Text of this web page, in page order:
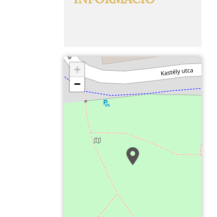
Keszthely, Festetics-kastély és
+
−